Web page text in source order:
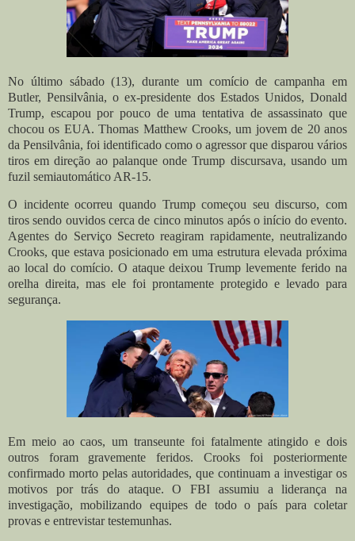
No último sábado (13), durante um comício de campanha em
Butler, Pensilvânia, o ex-presidente dos Estados Unidos, Donald
Trump, escapou por pouco de uma tentativa de assassinato que
chocou os EUA. Thomas Matthew Crooks, um jovem de 20 anos
da Pensilvânia, foi identificado como o agressor que disparou vários
tiros em direção ao palanque onde Trump discursava, usando um
fuzil semiautomático AR-15.
O incidente ocorreu quando Trump começou seu discurso, com
tiros sendo ouvidos cerca de cinco minutos após o início do evento.
Agentes do Serviço Secreto reagiram rapidamente, neutralizando
Crooks, que estava posicionado em uma estrutura elevada próxima
ao local do comício. O ataque deixou Trump levemente ferido na
orelha direita, mas ele foi prontamente protegido e levado para
segurança.
Em meio ao caos, um transeunte foi fatalmente atingido e dois
outros foram gravemente feridos. Crooks foi posteriormente
confirmado morto pelas autoridades, que continuam a investigar os
motivos por trás do ataque. O FBI assumiu a liderança na
investigação, mobilizando equipes de todo o país para coletar
provas e entrevistar testemunhas.